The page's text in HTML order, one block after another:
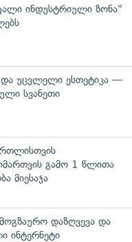
ინდუსტრიული ზონა"
უცვლელი ესთეტიკა —
სვანეთი
გამო 1 წლითა
მიესაჯა
დაზღვევა და
ინტერნეტი